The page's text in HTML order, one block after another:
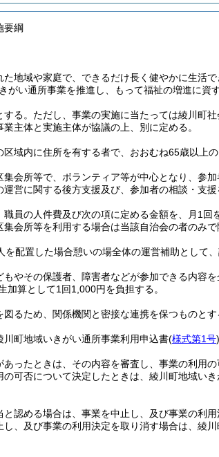
要綱
た地域や家庭で、できるだけ長く健やかに生活
がい通所事業を推進し、もって福祉の増進に資
る。 ただし、事業の実施に当たっては綾川町社
主体と実施主体が協議の上、別に定める。
域内に住所を有する者で、おおむね65歳以上の
会所等で、ボランティア等が中心となり、参
営に関する後方支援及び、参加者の相談・支援
員の人件費及び次の項に定める金額を、月1回
会所等を利用する場合は当該自治会の者のみ
配置した場合憩いの場全体の運営補助として
やその保護者、障害者などが参加できる内容
加算として1回1,000円を負担する。
るため、関係機関と密接な連携を保つものとす
町地域いきがい通所事業利用申込書(様式第1号)
ったときは、その内容を審査し、事業の利用の
可否について決定したときは、綾川町地域い
認める場合は、事業を中止し、及び事業の利用
、及び事業の利用決定を取り消す場合は、綾